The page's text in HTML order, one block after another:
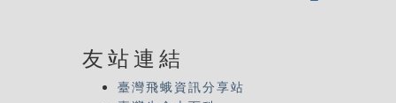
友站連結
臺灣飛蛾資訊分享站